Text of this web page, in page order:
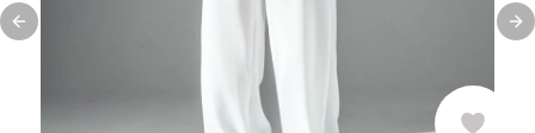
Previous slide